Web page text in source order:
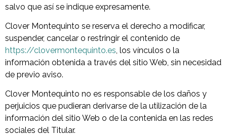
salvo que así se indique expresamente.
Clover Montequinto se reserva el derecho a modificar,
suspender, cancelar o restringir el contenido de
https://clovermontequinto.es, los vínculos o la
información obtenida a través del sitio Web, sin necesidad
de previo aviso.
Clover Montequinto no es responsable de los daños y
perjuicios que pudieran derivarse de la utilización de la
información del sitio Web o de la contenida en las redes
sociales del Titular.